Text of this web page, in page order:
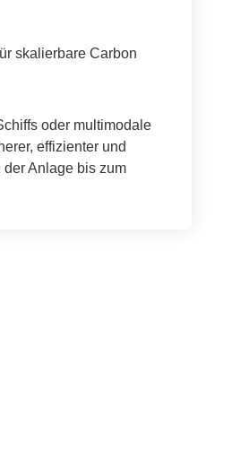
skalierbare Carbon
oder multimodale
effizienter und
der Anlage bis zum